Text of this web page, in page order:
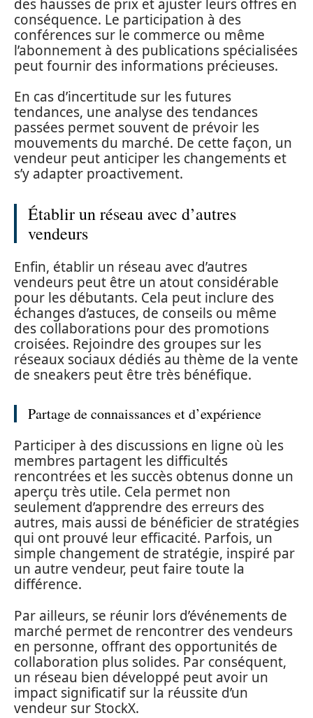
des hausses de prix et ajuster leurs offres en
conséquence. Le participation à des
conférences sur le commerce ou même
l’abonnement à des publications spécialisées
peut fournir des informations précieuses.
En cas d’incertitude sur les futures
tendances, une analyse des tendances
passées permet souvent de prévoir les
mouvements du marché. De cette façon, un
vendeur peut anticiper les changements et
s’y adapter proactivement.
Établir un réseau avec d’autres
vendeurs
Enfin, établir un réseau avec d’autres
vendeurs peut être un atout considérable
pour les débutants. Cela peut inclure des
échanges d’astuces, de conseils ou même
des collaborations pour des promotions
croisées. Rejoindre des groupes sur les
réseaux sociaux dédiés au thème de la vente
de sneakers peut être très bénéfique.
Partage de connaissances et d’expérience
Participer à des discussions en ligne où les
membres partagent les difficultés
rencontrées et les succès obtenus donne un
aperçu très utile. Cela permet non
seulement d’apprendre des erreurs des
autres, mais aussi de bénéficier de stratégies
qui ont prouvé leur efficacité. Parfois, un
simple changement de stratégie, inspiré par
un autre vendeur, peut faire toute la
différence.
Par ailleurs, se réunir lors d’événements de
marché permet de rencontrer des vendeurs
en personne, offrant des opportunités de
collaboration plus solides. Par conséquent,
un réseau bien développé peut avoir un
impact significatif sur la réussite d’un
vendeur sur StockX.